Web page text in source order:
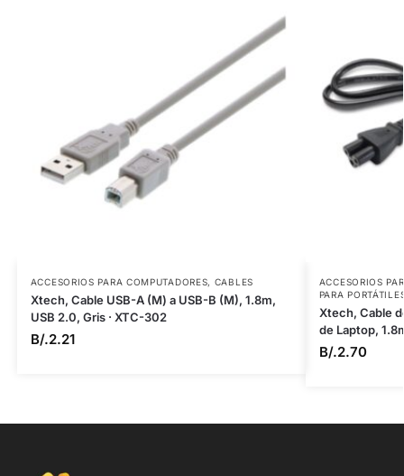
ACCESORIOS PARA COMPUTADORES, CABLES
Xtech, Cable USB-A (M) a USB-B (M), 1.8m,
USB 2.0, Gris · XTC-302
B/.2.21
ACCESORIOS
PARA
Xtech, Cable
de Laptop,
B/.2.70